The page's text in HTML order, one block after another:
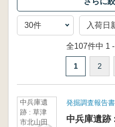
全107件中 1
1 2
中兵庫遺
跡 : 草津
市北山田
発掘調査報告書
中兵庫遺跡